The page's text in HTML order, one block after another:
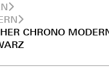
CHRONO